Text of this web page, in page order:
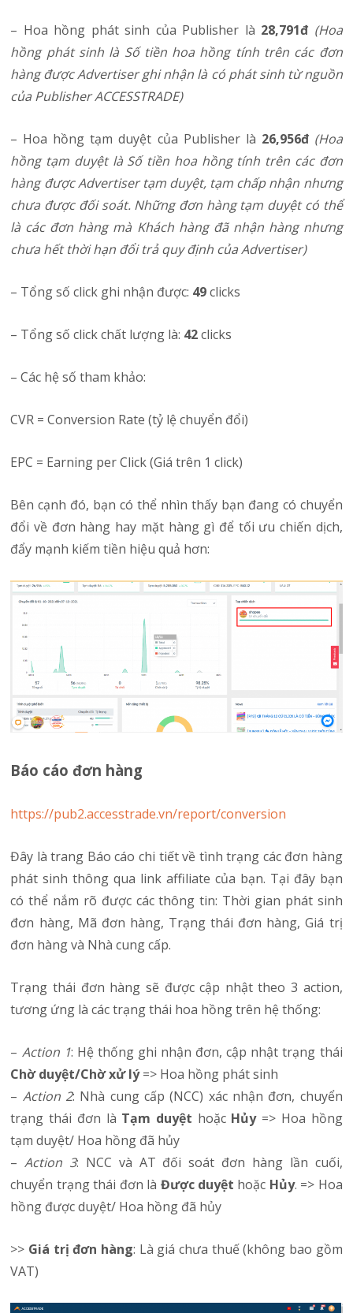
– Hoa hồng phát sinh của Publisher là 28,791đ (Hoa
hồng phát sinh là Số tiền hoa hồng tính trên các đơn
hàng được Advertiser ghi nhận là có phát sinh từ nguồn
của Publisher ACCESSTRADE)
– Hoa hồng tạm duyệt của Publisher là 26,956đ (Hoa
hồng tạm duyệt là Số tiền hoa hồng tính trên các đơn
hàng được Advertiser tạm duyệt, tạm chấp nhận nhưng
chưa được đối soát. Những đơn hàng tạm duyệt có thể
là các đơn hàng mà Khách hàng đã nhận hàng nhưng
chưa hết thời hạn đổi trả quy định của Advertiser)
– Tổng số click ghi nhận được: 49clicks
– Tổng số click chất lượng là: 42clicks
– Các hệ số tham khảo:
CVR = Conversion Rate (tỷ lệ chuyển đổi)
EPC = Earning per Click (Giá trên 1 click)
Bên cạnh đó, bạn có thể nhìn thấy bạn đang có chuyển
đổi về đơn hàng hay mặt hàng gì để tối ưu chiến dịch,
đẩy mạnh kiếm tiền hiệu quả hơn:
Báo cáo đơn hàng
https://pub2.accesstrade.vn/report/conversion
Đây là trang Báo cáo chi tiết về tình trạng các đơn hàng
phát sinh thông qua link affiliate của bạn. Tại đây bạn
có thể nắm rõ được các thông tin: Thời gian phát sinh
đơn hàng, Mã đơn hàng, Trạng thái đơn hàng, Giá trị
đơn hàng và Nhà cung cấp.
Trạng thái đơn hàng sẽ được cập nhật theo 3 action,
tương ứng là các trạng thái hoa hồng trên hệ thống:
– Action 1: Hệ thống ghi nhận đơn, cập nhật trạng thái
Chờ duyệt/Chờ xử lý=> Hoa hồng phát sinh
– Action 2: Nhà cung cấp (NCC) xác nhận đơn, chuyển
trạng thái đơn là Tạm duyệt hoặc Hủy=> Hoa hồng
tạm duyệt/ Hoa hồng đã hủy
–Action 3: NCC và AT đối soát đơn hàng lần cuối,
chuyển trạng thái đơn là Được duyệt hoặc Hủy. => Hoa
hồng được duyệt/ Hoa hồng đã hủy
>> Giá trị đơn hàng: Là giá chưa thuế (không bao gồm
VAT)